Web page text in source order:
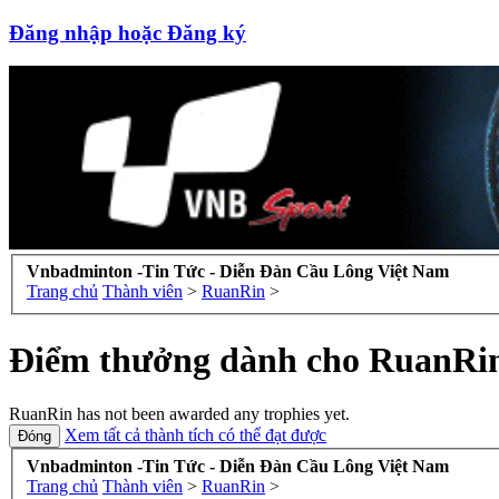
Đăng nhập hoặc Đăng ký
Vnbadminton -Tin Tức - Diễn Đàn Cầu Lông Việt Nam
Trang chủ Thành viên > RuanRin >
Điểm thưởng dành cho
RuanRin has not been awarded any trophies yet.
Xem tất cả thành tích có thể đạt được
Vnbadminton -Tin Tức - Diễn Đàn Cầu Lông Việt Nam
Trang chủ Thành viên > RuanRin >